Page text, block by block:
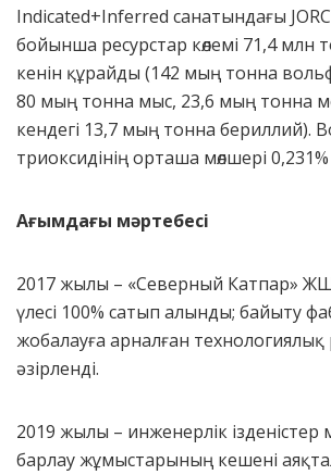
Indicated+Inferred санатындағы
бойынша ресурстар көлемі 71,4 млн
кенін құрайды (142 мың тонна
80 мың тонна мыс, 23,6 мың тонна
кендегі 13,7 мың тонна бериллий).
триоксидінің орташа мөлшері
Ағымдағы мәртебесі
2017 жылы – «Северный Катпар»
үлесі 100% сатып алынды; байыту
жобалауға арналған технологиялық
әзірленді.
2019 жылы – инженерлік ізденістер
барлау жұмыстарының кешені